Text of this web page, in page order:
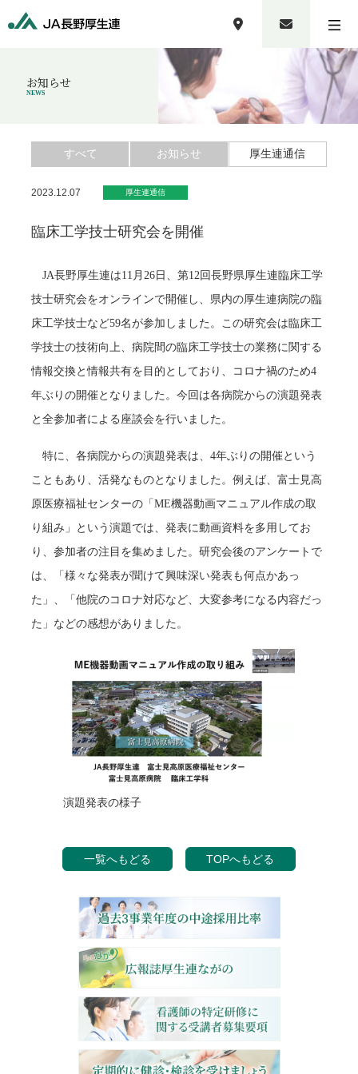
お知らせ
NEWS
すべて お知らせ 厚生連通信
2023.12.07 厚生連通信
臨床工学技士研究会を開催
JA長野厚生連は11月26日、第12回長野県厚生連臨床工学
技士研究会をオンラインで開催し、県内の厚生連病院の臨
床工学技士など59名が参加しました。この研究会は臨床工
学技士の技術向上、病院間の臨床工学技士の業務に関する
情報交換と情報共有を目的としており、コロナ禍のため4
年ぶりの開催となりました。今回は各病院からの演題発表
と全参加者による座談会を行いました。
特に、各病院からの演題発表は、4年ぶりの開催という
こともあり、活発なものとなりました。例えば、富士見高
原医療福祉センターの「ME機器動画マニュアル作成の取
り組み」という演題では、発表に動画資料を多用してお
り、参加者の注目を集めました。研究会後のアンケートで
は、「様々な発表が聞けて興味深い発表も何点かあっ
た」、「他院のコロナ対応など、大変参考になる内容だっ
た」などの感想がありました。
演題発表の様子
一覧へもどる TOPへもどる